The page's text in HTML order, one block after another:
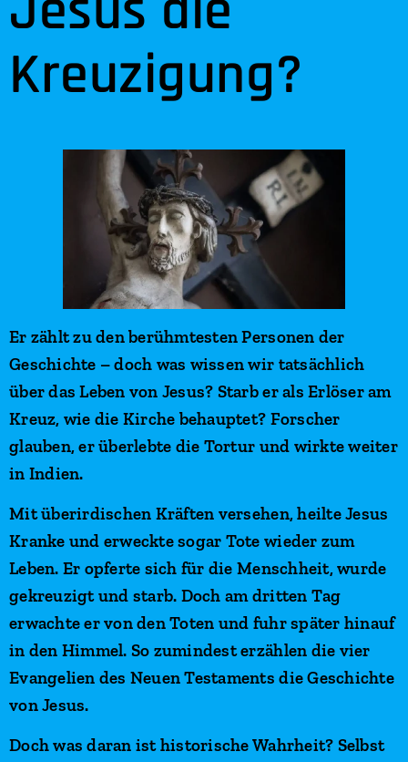
Kreuzigung?
Er zählt zu den berühmtesten Personen der
Geschichte – doch was wissen wir tatsächlich
über das Leben von Jesus? Starb er als Erlöser am
Kreuz, wie die Kirche behauptet? Forscher
glauben, er überlebte die Tortur und wirkte weiter
in Indien.
Mit überirdischen Kräften versehen, heilte Jesus
Kranke und erweckte sogar Tote wieder zum
Leben. Er opferte sich für die Menschheit, wurde
gekreuzigt und starb. Doch am dritten Tag
erwachte er von den Toten und fuhr später hinauf
in den Himmel. So zumindest erzählen die vier
Evangelien des Neuen Testaments die Geschichte
von Jesus.
Doch was daran ist historische Wahrheit? Selbst